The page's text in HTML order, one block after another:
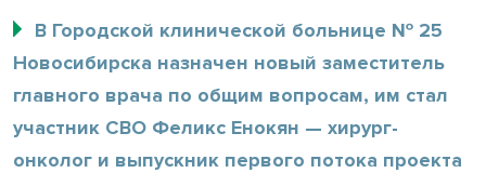
В Городской клинической больнице № 25
Новосибирска назначен новый заместитель
главного врача по общим вопросам, им стал
участник СВО Феликс Енокян — хирург-
онколог и выпускник первого потока проекта